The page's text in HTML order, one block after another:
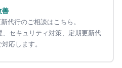
善
代行のご相談はこちら。
セキュリティ対策、定期更新代
応します。